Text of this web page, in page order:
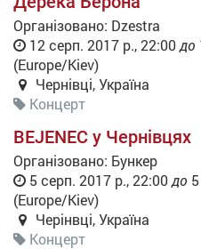
Організовано: Dzestra
12 серп. 2017 р., 22:00до
(Europe/Kiev)
Чернівці,Україна
Концерт
BEJENEC у Чернівцях
Організовано: Бункер
5 серп. 2017 р., 22:00до
(Europe/Kiev)
Черінвці,Україна
Концерт